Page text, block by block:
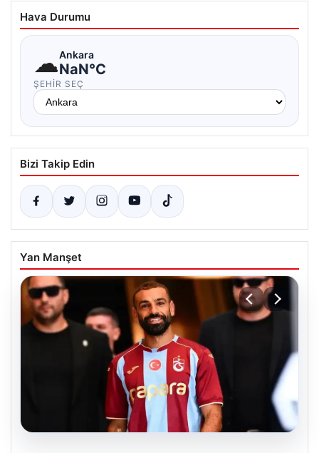
Hava Durumu
☁Ankara
NaN°C
ŞEHIR SEÇ
Bizi Takip Edin
Yan Manşet